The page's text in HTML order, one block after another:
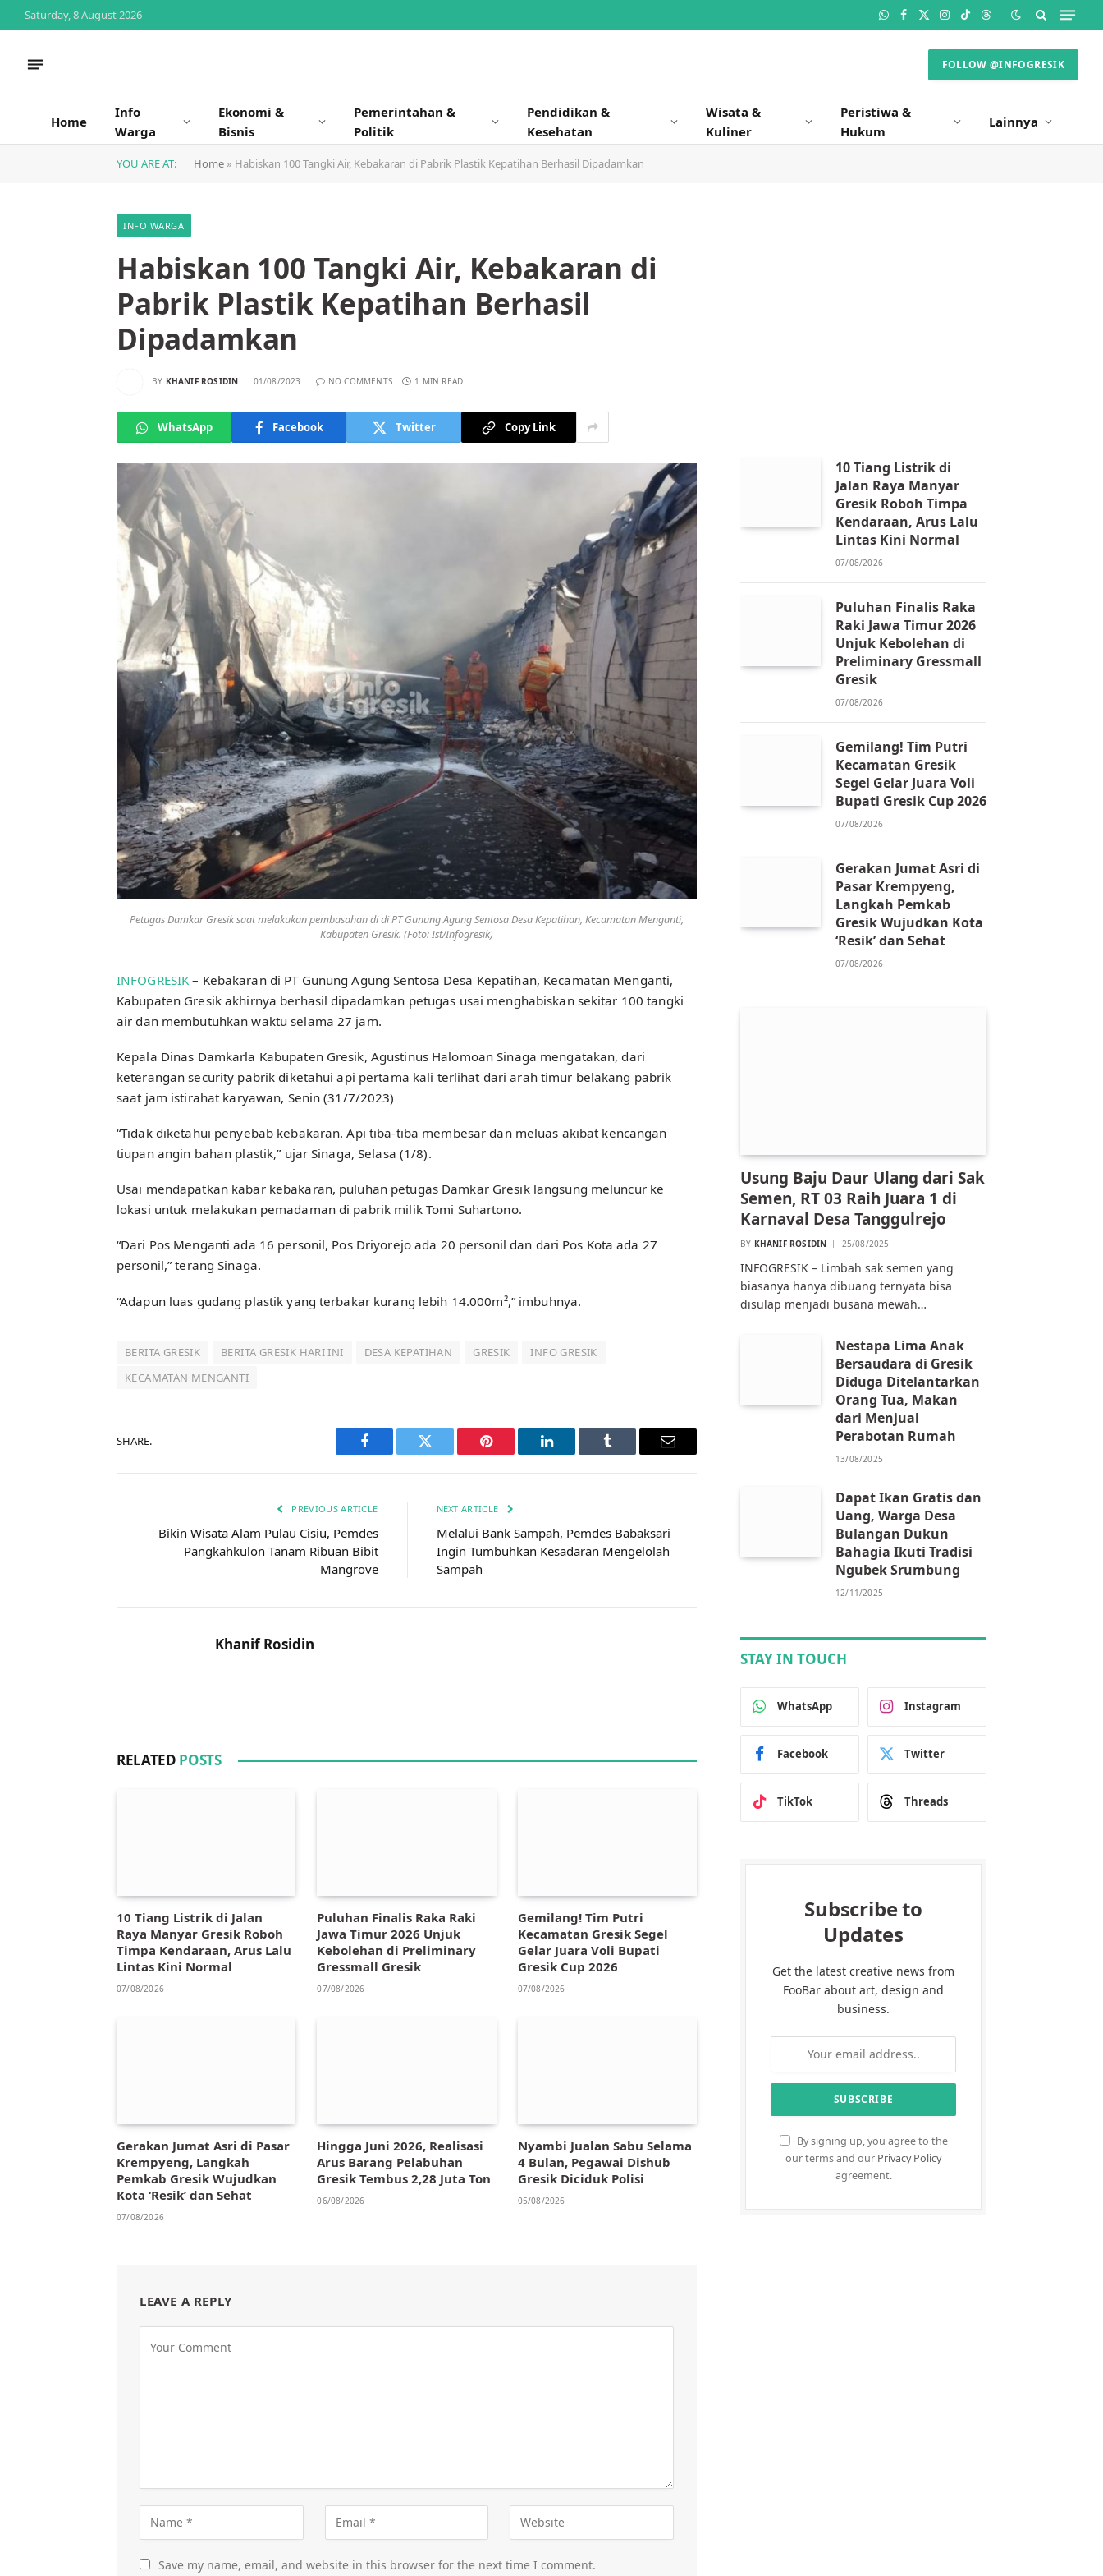
Saturday, 8 August 2026 WhatsApp
Facebook
X
Instagram
TikTokThreads
FOLLOW @INFOGRESIK
Home
Info
Warga
Ekonomi &
Bisnis
Pemerintahan &
Politik
Pendidikan &
Kesehatan
Wisata &
Kuliner
Peristiwa &
Hukum
Lainnya
YOU ARE AT: Home » Habiskan 100 Tangki Air, Kebakaran di Pabrik Plastik Kepatihan Berhasil Dipadamkan
INFO WARGA
Habiskan 100 Tangki Air, Kebakaran di
Pabrik Plastik Kepatihan Berhasil
Dipadamkan
BY KHANIF ROSIDIN 01/08/2023 NO COMMENTS 1 MIN READ
WhatsApp Facebook Twitter Copy Link
Petugas Damkar Gresik saat melakukan pembasahan di di PT Gunung Agung Sentosa Desa Kepatihan, Kecamatan Menganti,
Kabupaten Gresik. (Foto: Ist/Infogresik)
INFOGRESIK – Kebakaran di PT Gunung Agung Sentosa Desa Kepatihan, Kecamatan Menganti,
Kabupaten Gresik akhirnya berhasil dipadamkan petugas usai menghabiskan sekitar 100 tangki
air dan membutuhkan waktu selama 27 jam.
Kepala Dinas Damkarla Kabupaten Gresik, Agustinus Halomoan Sinaga mengatakan, dari
keterangan security pabrik diketahui api pertama kali terlihat dari arah timur belakang pabrik
saat jam istirahat karyawan, Senin (31/7/2023)
“Tidak diketahui penyebab kebakaran. Api tiba-tiba membesar dan meluas akibat kencangan
tiupan angin bahan plastik,” ujar Sinaga, Selasa (1/8).
Usai mendapatkan kabar kebakaran, puluhan petugas Damkar Gresik langsung meluncur ke
lokasi untuk melakukan pemadaman di pabrik milik Tomi Suhartono.
“Dari Pos Menganti ada 16 personil, Pos Driyorejo ada 20 personil dan dari Pos Kota ada 27
personil,” terang Sinaga.
“Adapun luas gudang plastik yang terbakar kurang lebih 14.000m²,” imbuhnya.
BERITA GRESIK BERITA GRESIK HARI INI DESA KEPATIHAN GRESIK
INFO GRESIK
KECAMATAN MENGANTI
SHARE.
Facebook Twitter Pinterest LinkedIn Tumblr Email
PREVIOUS ARTICLE
Bikin Wisata Alam Pulau Cisiu, Pemdes
Pangkahkulon Tanam Ribuan Bibit
Mangrove
NEXT ARTICLE
Melalui Bank Sampah, Pemdes Babaksari
Ingin Tumbuhkan Kesadaran Mengelolah
Sampah
Khanif Rosidin
RELATED POSTS
10 Tiang Listrik di Jalan
Raya Manyar Gresik Roboh
Timpa Kendaraan, Arus Lalu
Lintas Kini Normal
07/08/2026
Puluhan Finalis Raka Raki
Jawa Timur 2026 Unjuk
Kebolehan di Preliminary
Gressmall Gresik
07/08/2026
Gemilang! Tim Putri
Kecamatan Gresik Segel
Gelar Juara Voli Bupati
Gresik Cup 2026
07/08/2026
Gerakan Jumat Asri di Pasar
Krempyeng, Langkah
Pemkab Gresik Wujudkan
Kota ‘Resik’ dan Sehat
07/08/2026
Hingga Juni 2026, Realisasi
Arus Barang Pelabuhan
Gresik Tembus 2,28 Juta Ton
06/08/2026
Nyambi Jualan Sabu Selama
4 Bulan, Pegawai Dishub
Gresik Diciduk Polisi
05/08/2026
LEAVE A REPLY
Save my name, email, and website in this browser for the next time I comment.
10 Tiang Listrik di
Jalan Raya Manyar
Gresik Roboh Timpa
Kendaraan, Arus Lalu
Lintas Kini Normal
07/08/2026
Puluhan Finalis Raka
Raki Jawa Timur 2026
Unjuk Kebolehan di
Preliminary Gressmall
Gresik
07/08/2026
Gemilang! Tim Putri
Kecamatan Gresik
Segel Gelar Juara Voli
Bupati Gresik Cup 2026
07/08/2026
Gerakan Jumat Asri di
Pasar Krempyeng,
Langkah Pemkab
Gresik Wujudkan Kota
‘Resik’ dan Sehat
07/08/2026
Usung Baju Daur Ulang dari Sak
Semen, RT 03 Raih Juara 1 di
Karnaval Desa Tanggulrejo
BY KHANIF ROSIDIN 25/08/2025
INFOGRESIK – Limbah sak semen yang
biasanya hanya dibuang ternyata bisa
disulap menjadi busana mewah…
Nestapa Lima Anak
Bersaudara di Gresik
Diduga Ditelantarkan
Orang Tua, Makan
dari Menjual
Perabotan Rumah
13/08/2025
Dapat Ikan Gratis dan
Uang, Warga Desa
Bulangan Dukun
Bahagia Ikuti Tradisi
Ngubek Srumbung
12/11/2025
STAY IN TOUCH
WhatsApp Instagram
Facebook Twitter
TikTok Threads
Subscribe to
Updates
Get the latest creative news from
FooBar about art, design and
business.
By signing up, you agree to the
our terms and our Privacy Policy
agreement.